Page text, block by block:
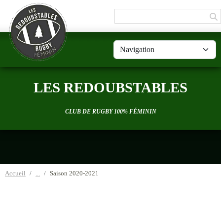
LES REDOUBSTABLES
CLUB DE RUGBY 100% FÉMININ
Accueil Saison 2020-2021
Panneau de gestion des cookies